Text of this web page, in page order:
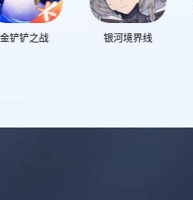
银河境界线 千年之旅